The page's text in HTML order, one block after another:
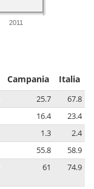
2011
Campania Italia
25.7
67.8
16.4
23.4
1.3
2.4
55.8
58.9
61 74.9